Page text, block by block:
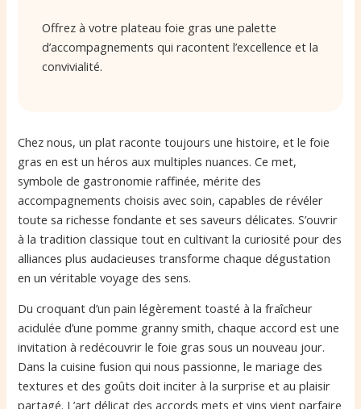
Offrez à votre plateau foie gras une palette
d’accompagnements qui racontent l’excellence et la
convivialité.
Chez nous, un plat raconte toujours une histoire, et le foie
gras en est un héros aux multiples nuances. Ce met,
symbole de gastronomie raffinée, mérite des
accompagnements choisis avec soin, capables de révéler
toute sa richesse fondante et ses saveurs délicates. S’ouvrir
à la tradition classique tout en cultivant la curiosité pour des
alliances plus audacieuses transforme chaque dégustation
en un véritable voyage des sens.
Du croquant d’un pain légèrement toasté à la fraîcheur
acidulée d’une pomme granny smith, chaque accord est une
invitation à redécouvrir le foie gras sous un nouveau jour.
Dans la cuisine fusion qui nous passionne, le mariage des
textures et des goûts doit inciter à la surprise et au plaisir
partagé. L’art délicat des accords mets et vins vient parfaire